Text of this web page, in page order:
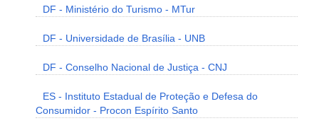
DF - Ministério do Turismo - MTur
DF - Universidade de Brasília - UNB
DF - Conselho Nacional de Justiça - CNJ
ES - Instituto Estadual de Proteção e Defesa do
Consumidor - Procon Espírito Santo